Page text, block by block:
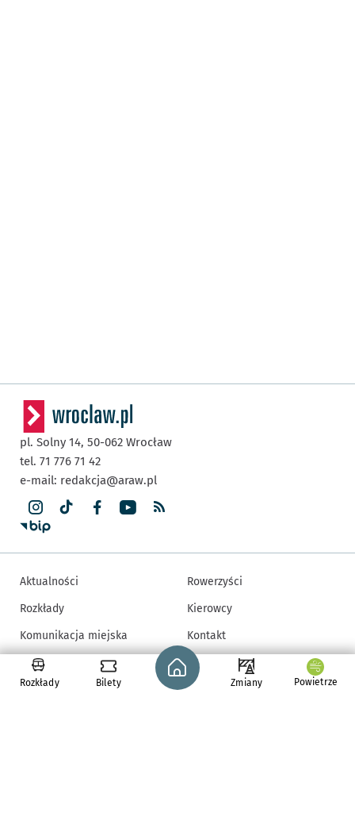
Rozkłady Bilety
Strona główna - wroclaw.pl
Zmiany Powietrze
pl. Solny 14, 50-062 Wrocław
tel. 71 776 71 42
e-mail: redakcja@araw.pl
Aktualności
Rozkłady
Komunikacja miejska
Zmiany w komunikacji
Piesi
Rowerzyści
Kierowcy
Kontakt
Mapa strony